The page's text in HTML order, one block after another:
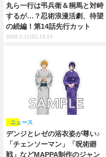
丸ら一行は弔兵衛＆桐馬と対峙
するが…？忍術浪漫活劇、待望
の続編！第14話先行カット
2026.1.11(日) 13:15
デンジとレゼの浴衣姿が尊い♪
「チェンソーマン」「呪術廻
戦」などMAPPA制作のジャン
ニュース